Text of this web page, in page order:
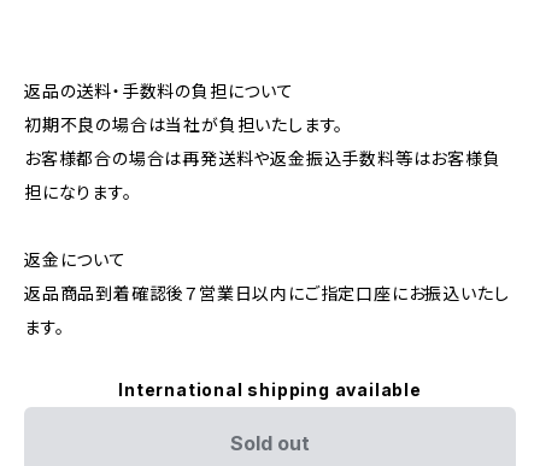
返品の送料・手数料の負担について
初期不良の場合は当社が負担いたします。
お客様都合の場合は再発送料や返金振込手数料等はお客様負
担になります。
返金について
返品商品到着確認後７営業日以内にご指定口座にお振込いたし
ます。
International shipping available
Sold out